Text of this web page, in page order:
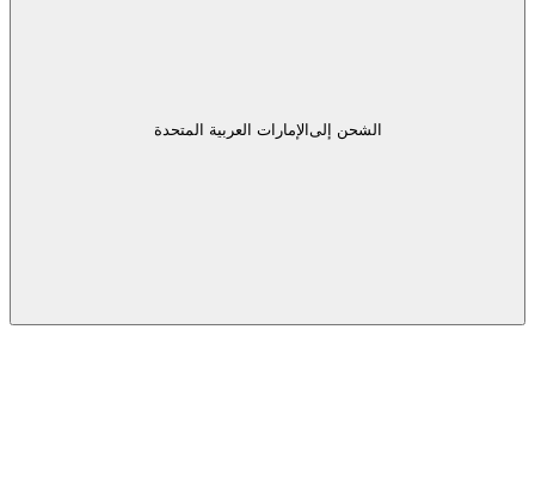
الشحن إلىالإمارات العربية المتحدة